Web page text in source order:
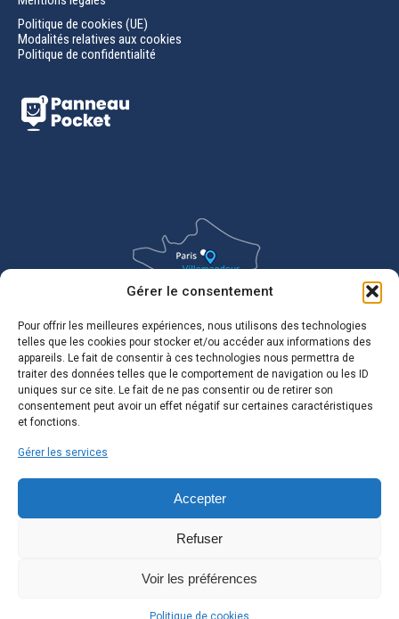
Gérer le consentement
Pour offrir les meilleures expériences, nous utilisons des technologies
telles que les cookies pour stocker et/ou accéder aux informations des
appareils. Le fait de consentir à ces technologies nous permettra de
traiter des données telles que le comportement de navigation ou les ID
uniques sur ce site. Le fait de ne pas consentir ou de retirer son
consentement peut avoir un effet négatif sur certaines caractéristiques
et fonctions.
Gérer les services
Accepter
Refuser
Voir les préférences
Politique de cookies
Politique de cookies (UE)
Modalités relatives aux cookies
Politique de confidentialité